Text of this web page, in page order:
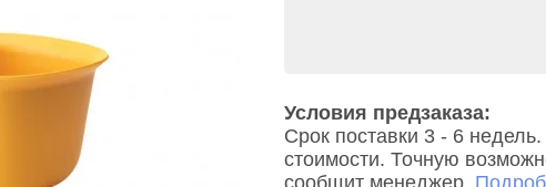
Условия предзаказа:
Срок поставки 3 - 6
стоимости. Точную
сообщит менеджер.